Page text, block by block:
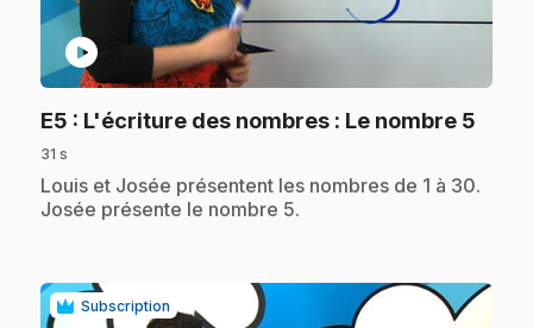
play_circle
E5 : L'écriture des nombres : Le nombre 5
31 s
.Louis et Josée présentent les nombres de 1 à 30.
Josée présente le nombre 5.
Subscription